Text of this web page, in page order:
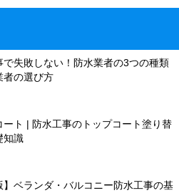
で失敗しない！防水業者の3つの種類
者の選び方
ート | 防水工事のトップコート塗り替
知識
】ベランダ・バルコニー防水工事の基